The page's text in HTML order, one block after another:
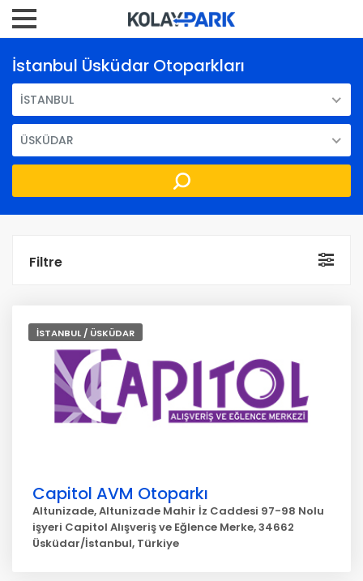
İstanbul Üsküdar Otoparkları
İSTANBUL
ÜSKÜDAR
Filtre
İSTANBUL / ÜSKÜDAR
Capitol AVM Otoparkı
Altunizade, Altunizade Mahir İz Caddesi 97-98 Nolu
işyeri Capitol Alışveriş ve Eğlence Merke, 34662
Üsküdar/İstanbul, Türkiye